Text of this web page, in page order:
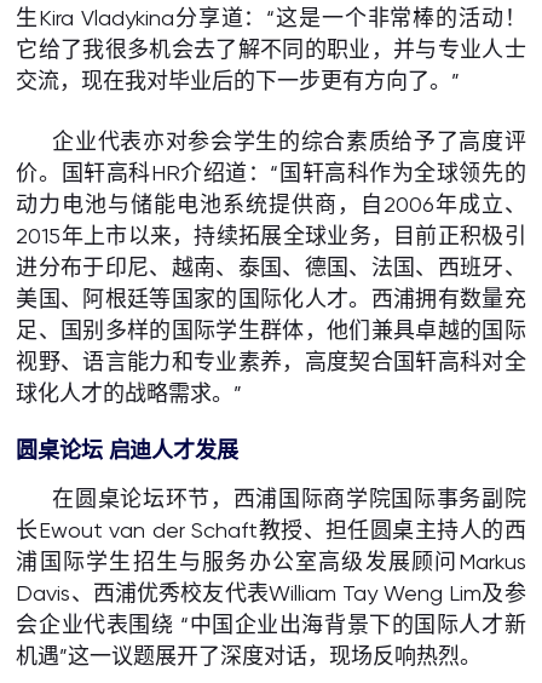
生Kira Vladykina分享道：“这是一个非常棒的活动！
它给了我很多机会去了解不同的职业，并与专业人士
交流，现在我对毕业后的下一步更有方向了。”
企业代表亦对参会学生的综合素质给予了高度评
价。国轩高科HR介绍道：“国轩高科作为全球领先的
动力电池与储能电池系统提供商，自2006年成立、
2015年上市以来，持续拓展全球业务，目前正积极引
进分布于印尼、越南、泰国、德国、法国、西班牙、
美国、阿根廷等国家的国际化人才。西浦拥有数量充
足、国别多样的国际学生群体，他们兼具卓越的国际
视野、语言能力和专业素养，高度契合国轩高科对全
球化人才的战略需求。”
圆桌论坛 启迪人才发展
在圆桌论坛环节，西浦国际商学院国际事务副院
长Ewout van der Schaft教授、担任圆桌主持人的西
浦国际学生招生与服务办公室高级发展顾问Markus
Davis、西浦优秀校友代表William Tay Weng Lim及参
会企业代表围绕 “中国企业出海背景下的国际人才新
机遇”这一议题展开了深度对话，现场反响热烈。